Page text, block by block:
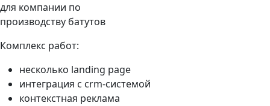
для компании по
производству батутов
Комплекс работ:
несколько landing page
интеграция с crm-системой
контекстная реклама